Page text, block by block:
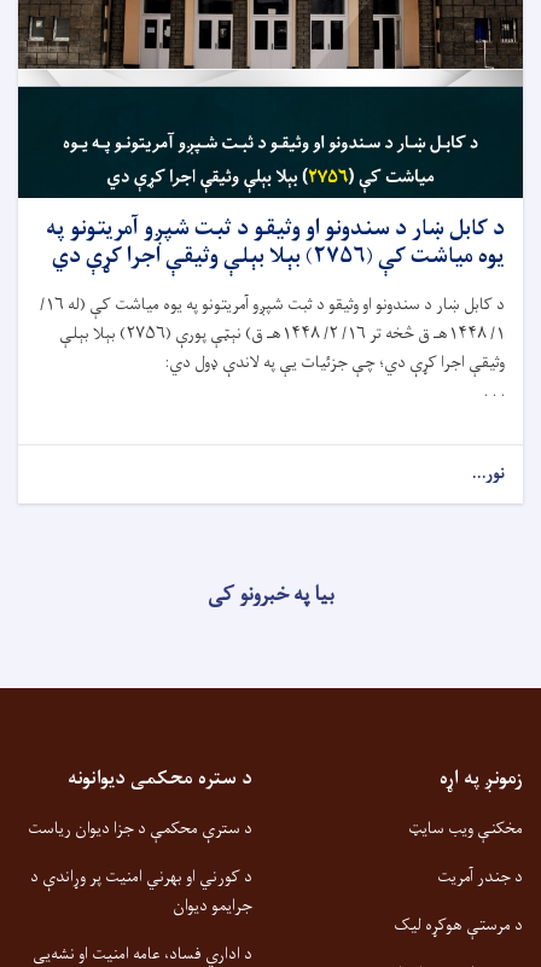
د کابل ښار د سندونو او وثیقو د ثبت شپږو آمریتونو په
يوه مياشت کې (۲۷۵۶) بېلا بېلې وثیقې اجرا کړې دي
د کابل ښار د سندونو او وثيقو د ثبت شپږو آمريتونو په يوه مياشت کې (له ۱۶/
۱/ ۱۴۴۸هـ ق څخه تر ۱۶/ ۲/ ۱۴۴۸هـ ق) نېټې پورې (۲۷۵۶) بېلا بېلې
وثيقې اجرا کړې دي؛ چې جزئيات يې په لاندې ډول دي:
. . .
نور...
بیا په خبرونو کی
زمونږ په اړه
مخکنې ویب سایټ
د جندر آمریت
د مرستې هوکړه لیک
د ستره محکمی دیوانونه
د سترې محکمې د جزا دیوان ریاست
د کورني او بهرني امنیت پر وړاندې د
جرایمو دیوان
د اداري فساد، عامه امنیت او نشه‌یی